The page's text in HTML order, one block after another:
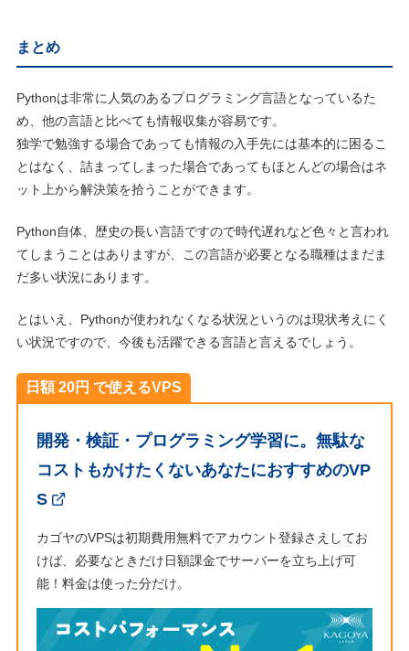
まとめ
Pythonは非常に人気のあるプログラミング言語となっているた
め、他の言語と比べても情報収集が容易です。
独学で勉強する場合であっても情報の入手先には基本的に困るこ
とはなく、詰まってしまった場合であってもほとんどの場合はネ
ット上から解決策を拾うことができます。
Python自体、歴史の長い言語ですので時代遅れなど色々と言われ
てしまうことはありますが、この言語が必要となる職種はまだま
だ多い状況にあります。
とはいえ、Pythonが使われなくなる状況というのは現状考えにく
い状況ですので、今後も活躍できる言語と言えるでしょう。
日額 20円 で使えるVPS
開発・検証・プログラミング学習に。無駄な
コストもかけたくないあなたにおすすめのVP
S
カゴヤのVPSは初期費用無料でアカウント登録さえしてお
けば、必要なときだけ日額課金でサーバーを立ち上げ可
能！料金は使った分だけ。